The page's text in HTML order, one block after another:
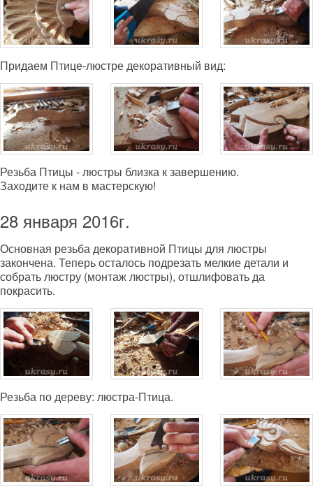
Придаем Птице-люстре декоративный вид:
Резьба Птицы - люстры близка к завершению.
Заходите к нам в мастерскую!
28 января 2016г.
Основная резьба декоративной Птицы для люстры
закончена. Теперь осталось подрезать мелкие детали и
собрать люстру (монтаж люстры), отшлифовать да
покрасить.
Резьба по дереву: люстра-Птица.